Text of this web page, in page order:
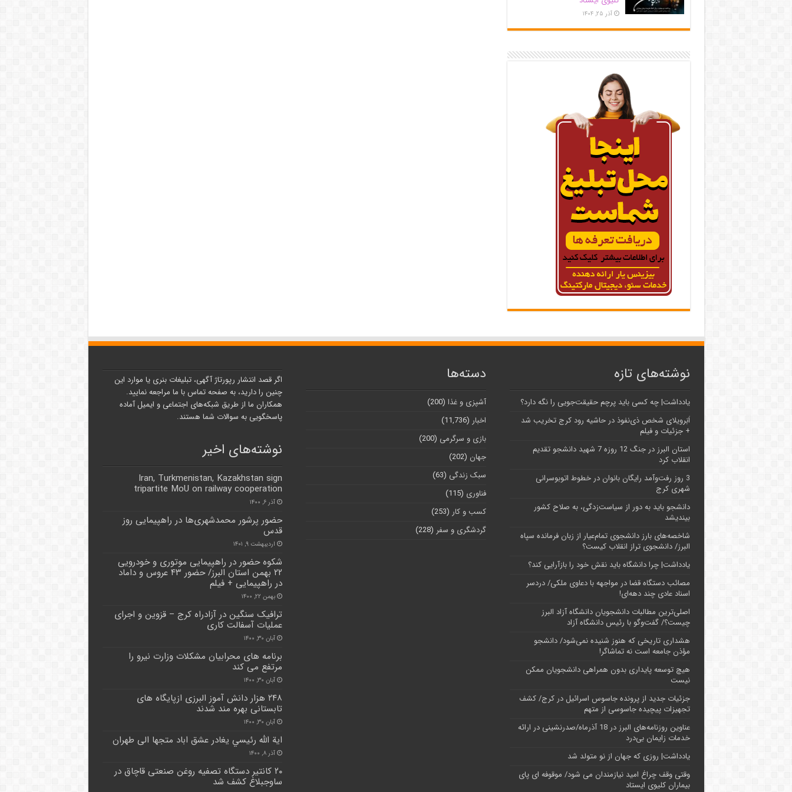
آذر ۲۵, ۱۴۰۴
نوشته‌های تازه
یادداشت| ‌چه کسی باید پرچم حقیقت‌جویی را نگه دارد؟
اَبَر‌ویلای شخص ذی‌نفوذ در حاشیه‌ رود کرج تخریب شد
+ جزئیات و فیلم
استان البرز در جنگ 12 روزه 7 شهید دانشجو تقدیم
انقلاب کرد
3 روز رفت‌وآمد رایگان بانوان در خطوط اتوبوسرانی
شهری کرج
دانشجو باید به دور از سیاست‌زدگی، به صلاح کشور
بیندیشد
شاخصه‌های بارز دانشجوی تمام‌عیار از زبان فرمانده سپاه
البرز/ دانشجوی تراز انقلاب کیست؟
یادداشت| چرا دانشگاه باید نقش خود را بازآرایی کند؟
مصائب دستگاه قضا در مواجهه با دعاوی ملکی/ دردسر
اسناد عادی چند‌ دهه‌ای!
اصلی‌ترین مطالبات دانشجویان دانشگاه آزاد البرز
چیست؟/ گفت‌وگو با رئیس دانشگاه آز‌اد
هشداری تاریخی که هنوز شنیده نمی‌شود/ دانشجو
مؤذن جامعه است نه تماشاگر!
هیچ توسعه پایداری بدون همراهی دانشجویان ممکن
نیست
جزئیات جدید از پرونده جاسوس اسرائیل در کرج/‌ کشف
تجهیزات پیچیده جاسوسی از متهم
عناوین روزنامه‌های البرز در ‌18 آذرماه/صدرنشینی در ارائه
خدمات زایمان بی‌درد
یادداشت| روزی که جهان از نو متولد شد
وقتی وقف چراغ امید نیازمندان می شود/ موقوفه ای پای
بیماران کلیوی ایستاد
دسته‌ها
آشپزی و غذا (200)
اخبار (11,736)
بازی و سرگرمی (200)
جهان (202)
سبک زندگی (63)
فناوری (115)
کسب و کار (253)
گردشگری و سفر (228)
اگر قصد انتشار رپورتاژ آگهی، تبلیغات بنری یا موارد این
چنین را دارید، به صفحه تماس با ما مراجعه نمایید.
همکاران ما از طریق شبکه‌های اجتماعی و ایمیل آماده
پاسخگویی به سوالات شما هستند.
نوشته‌های اخیر
Iran, Turkmenistan, Kazakhstan sign
tripartite MoU on railway cooperation
آذر ۶, ۱۴۰۰
حضور پرشور محمدشهری‌ها در راهپیمایی روز
قدس
اردیبهشت ۹, ۱۴۰۱
شکوه حضور در راهپیمایی موتوری و خودرویی
۲۲ بهمن ‌استان البرز/ حضور ۴۳ عروس و داماد
در راهپیمایی + فیلم
بهمن ۲۲, ۱۴۰۰
ترافیک سنگین در آزادراه کرج – قزوین و اجرای
عملیات آسفالت کاری
آبان ۳۰, ۱۴۰۰
برنامه های محرابیان مشکلات وزارت نیرو را
مرتفع می کند
آبان ۳۰, ۱۴۰۰
۲۴۸ هزار دانش آموز البرزی ازپایگاه های
تابستانی بهره مند شدند
آبان ۳۰, ۱۴۰۰
اية الله رئيسي يغادر عشق اباد متجها الى طهران
آذر ۸, ۱۴۰۰
۲۰ کانتیر دستگاه تصفیه روغن صنعتی قاچاق در
ساوجبلاغ کشف شد